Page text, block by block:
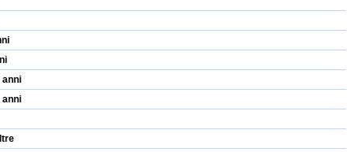
anni
anni